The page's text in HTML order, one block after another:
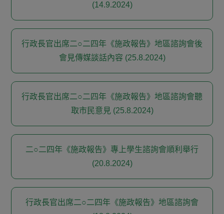
(14.9.2024)
行政長官出席二○二四年《施政報告》地區諮詢會後
會見傳媒談話內容 (25.8.2024)
行政長官出席二○二四年《施政報告》地區諮詢會聽
取市民意見 (25.8.2024)
二○二四年《施政報告》專上學生諮詢會順利舉行
(20.8.2024)
行政長官出席二○二四年《施政報告》地區諮詢會